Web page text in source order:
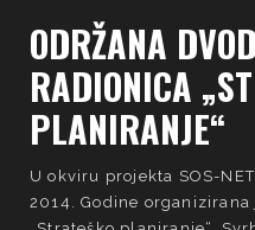
ODRŽANA
RADIONICA
PLANIRANJE“
U okviru projekta SOS-
2014. Godine